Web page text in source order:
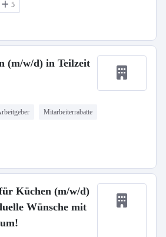
5
(m/w/d) in Teilzeit
Mitarbeiterrabatte
Küchen (m/w/d)
Wünsche mit